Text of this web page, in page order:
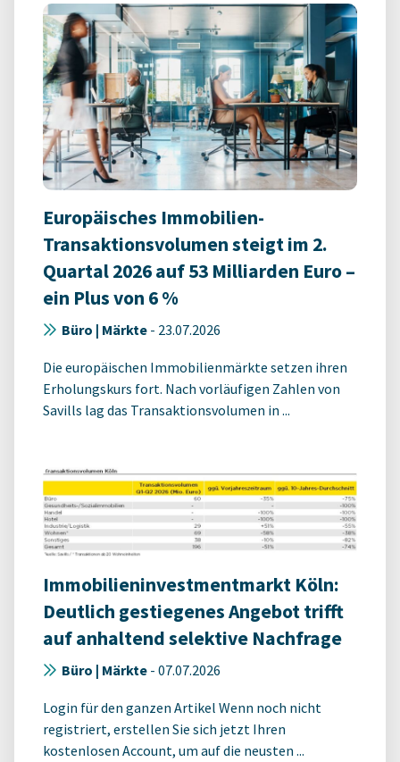
Europäisches Immobilien-
Transaktionsvolumen steigt im 2.
Quartal 2026 auf 53 Milliarden Euro –
ein Plus von 6 %
Büro | Märkte - 23.07.2026
Die europäischen Immobilienmärkte setzen ihren
Erholungskurs fort. Nach vorläufigen Zahlen von
Savills lag das Transaktionsvolumen in ...
Immobilieninvestmentmarkt Köln:
Deutlich gestiegenes Angebot trifft
auf anhaltend selektive Nachfrage
Büro | Märkte - 07.07.2026
Login für den ganzen Artikel Wenn noch nicht
registriert, erstellen Sie sich jetzt Ihren
kostenlosen Account, um auf die neusten ...